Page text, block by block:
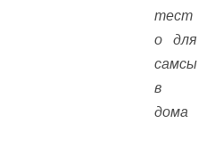
тест
о для
самсы
в
дома